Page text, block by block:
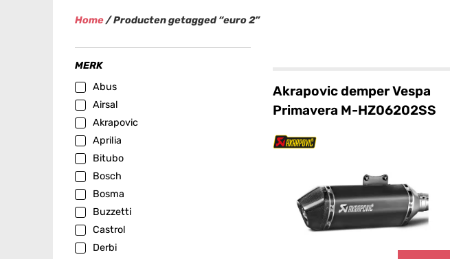
Home/ Producten getagged “euro 2”
MERK
Abus
Airsal
Akrapovic
Aprilia
Bitubo
Bosch
Bosma
Buzzetti
Castrol
Derbi
Akrapovic demper Vespa
Primavera M-HZ06202SS